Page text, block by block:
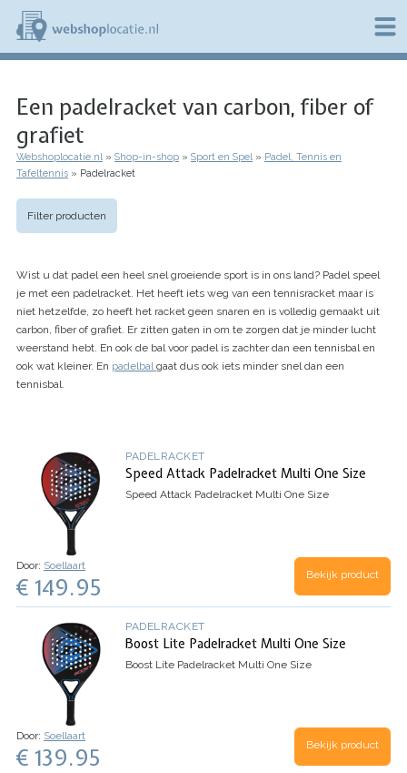
Overslaan
naar
de
b
s
h
o
p
l
o
a
e
.
n
l
Een padelracket van carbon, fiber of
grafiet
Kruimelpad
Webshoplocatie.nl Shop-in-shop Sport en Spel
Padel, Tennis en
Tafeltennis
Padelracket
Filter producten
Wist u dat padel een heel snel groeiende sport is in ons land? Padel speel
je met een padelracket. Het heeft iets weg van een tennisracket maar is
niet hetzelfde, zo heeft het racket geen snaren en is volledig gemaakt uit
carbon, fiber of grafiet. Er zitten gaten in om te zorgen dat je minder lucht
weerstand hebt. En ook de bal voor padel is zachter dan een tennisbal en
ook wat kleiner. En padelbal gaat dus ook iets minder snel dan een
tennisbal.
PADELRACKET
Speed Attack Padelracket Multi One Size
Speed Attack Padelracket Multi One Size
Door: Soellaart
€ 149.95 Bekijk product
PADELRACKET
Boost Lite Padelracket Multi One Size
Boost Lite Padelracket Multi One Size
Door: Soellaart
€ 139.95 Bekijk product